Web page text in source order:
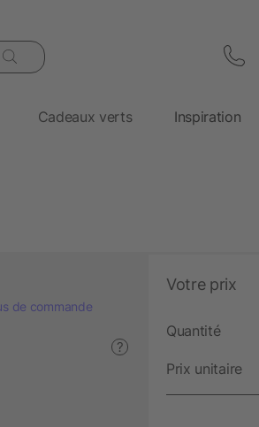
Cadeaux verts Inspiration
de commande
?
Votre prix
Quantité
Prix unitaire